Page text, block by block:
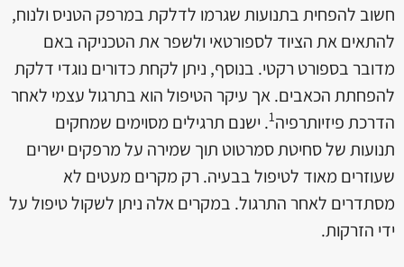
חשוב להפחית בתנועות שגרמו לדלקת במרפק הטניס ולנוח,
להתאים את הציוד לספורטאי ולשפר את הטכניקה באם
מדובר בספורט רקטי. בנוסף, ניתן לקחת כדורים נוגדי דלקת
להפחתת הכאבים. אך עיקר הטיפול הוא בתרגול עצמי לאחר
הדרכת פיזיותרפיה1. ישנם תרגילים מסוימים שמחקים
תנועות של סחיטת סמרטוט תוך שמירה על מרפקים ישרים
שעוזרים מאוד לטיפול בבעיה. רק מקרים מעטים לא
מסתדרים לאחר התרגול. במקרים אלה ניתן לשקול טיפול על
ידי הזרקות.